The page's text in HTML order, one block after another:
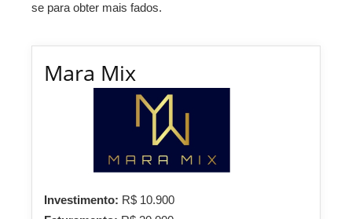
se para obter mais fados.
Mara Mix
Investimento: R$ 10.900